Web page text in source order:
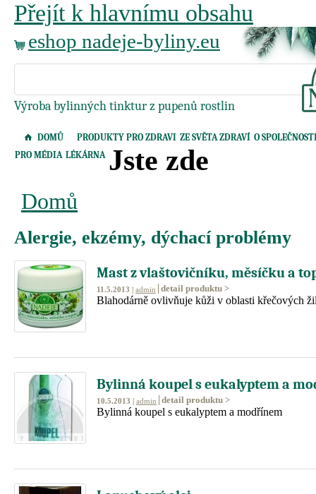
Přejít k hlavnímu obsahu
eshop nadeje-byliny.eu
Výroba bylinných tinktur z pupenů rostlin
DOMŮ PRODUKTY PRO ZDRAVI ZE SVĚTA ZDRAVÍ O
PRO MÉDIA LÉKÁRNA Jste zde
Domů
Alergie, ekzémy, dýchací problémy
Mast z vlaštovičníku, měsíčku a
11.5.2013 | admin detail produktu >
Blahodárně ovlivňuje kůži v oblasti křečových
Bylinná koupel s eukalyptem a
10.5.2013 | admin detail produktu >
Bylinná koupel s eukalyptem a modřínem